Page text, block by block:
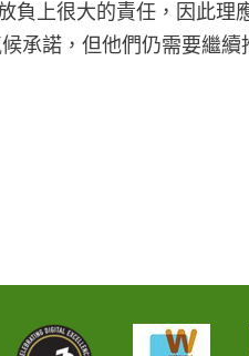
負上很大的責任，因此
候承諾，但他們仍需要繼